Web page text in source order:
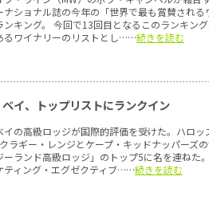
ナショナル誌の今年の「世界で最も賞賛される
ンキング。 今回で13回目となるこのランキン
るワイナリーのリストとし……続きを読む
イ、トップリストにランクイン
イの高級ロッジが国際的評価を受けた。ハロッ
ラギー・レンジとケープ・キッドナッパーズ
ーランド高級ロッジ」のトップ5に名を連ねた
ティング・エグゼクティブ……続きを読む